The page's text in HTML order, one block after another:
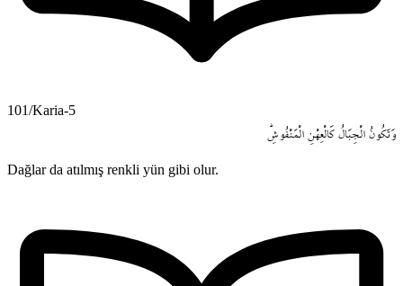
101/Karia-5
وَتَكُونُ الْجِبَالُ كَالْعِهْنِ الْمَنْفُوشِۜ
Dağlar da atılmış renkli yün gibi olur.